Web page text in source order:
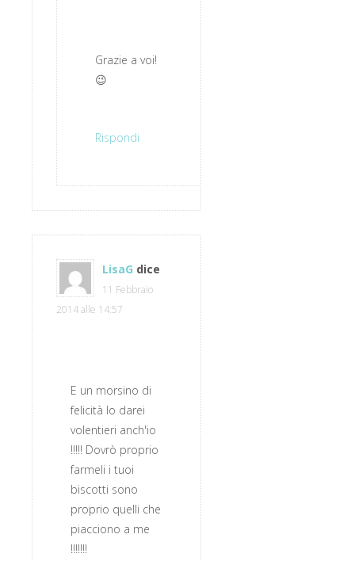
Grazie a voi!
😉
Rispondi
LisaG dice
11 Febbraio
2014 alle 14:57
E un morsino di
felicità lo darei
volentieri anch'io
!!!!! Dovrò proprio
farmeli i tuoi
biscotti sono
proprio quelli che
piacciono a me
!!!!!!!